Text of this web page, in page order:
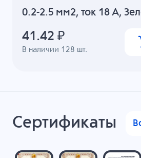
0.2-2.5 мм2, ток 18 A,
В наличии 128 шт.
41.42 ₽
Сертификаты